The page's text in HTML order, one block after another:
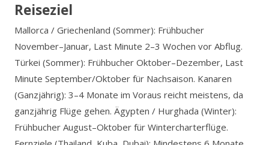
Reiseziel
Mallorca / Griechenland (Sommer): Frühbucher
November–Januar, Last Minute 2–3 Wochen vor Abflug.
Türkei (Sommer): Frühbucher Oktober–Dezember, Last
Minute September/Oktober für Nachsaison. Kanaren
(Ganzjährig): 3–4 Monate im Voraus reicht meistens, da
ganzjährig Flüge gehen. Ägypten / Hurghada (Winter):
Frühbucher August–Oktober für Wintercharterflüge.